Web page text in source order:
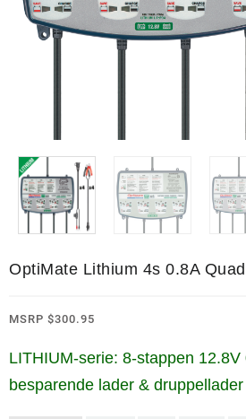
OptiMate Lithium 4s 0.8A
MSRP $300.95
LITHIUM-serie: 8-stappen
besparende lader & druppellader